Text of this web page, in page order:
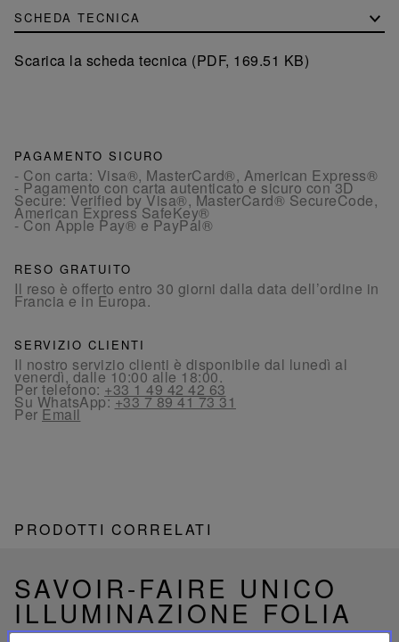
SCHEDA TECNICA
Scarica la scheda tecnica (PDF, 169.51 KB)
PAGAMENTO SICURO
- Con carta: Visa®, MasterCard®, American Express®
- Pagamento con carta autenticato e sicuro con 3D
Secure: Verified by Visa®, MasterCard® SecureCode,
American Express SafeKey®
- Con Apple Pay® e PayPal®
RESO GRATUITO
Il reso è offerto entro 30 giorni dalla data dell’ordine in
Francia e in Europa.
SERVIZIO CLIENTI
Il nostro servizio clienti è disponibile dal lunedì al
venerdì, dalle 10:00 alle 18:00.
Per telefono:+33 1 49 42 42 63
Su WhatsApp:+33 7 89 41 73 31
PerEmail
PRODOTTI CORRELATI
SAVOIR-FAIRE UNICO
ILLUMINAZIONE FOLIA